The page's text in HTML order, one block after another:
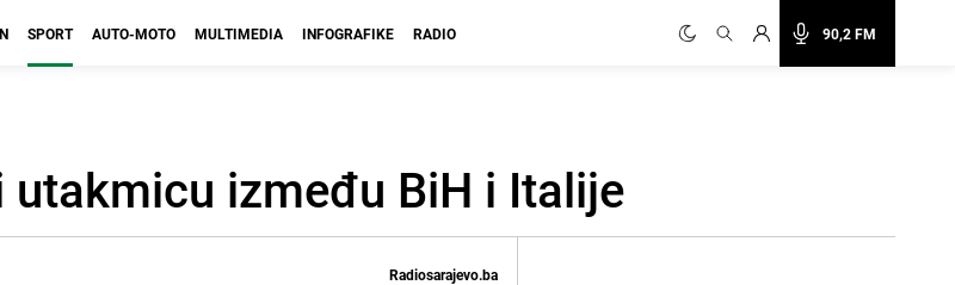
90,2 FM
SPORT AUTO-MOTO MULTIMEDIA INFOGRAFIKE RADIO
utakmicu između BiH i Italije
Radiosarajevo.ba